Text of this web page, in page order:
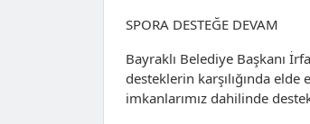
SPORA DESTEĞE DEVAM
Bayraklı Belediye Başkanı
desteklerin karşılığında
imkanlarımız dahilinde